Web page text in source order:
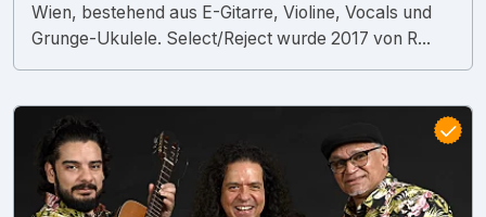
Wien, bestehend aus E-Gitarre, Violine, Vocals und
Grunge-Ukulele. Select/Reject wurde 2017 von R...